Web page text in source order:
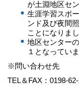
が土淵地区セ
生涯学習スポ
ンド及び夜間
ことになりまし
地区センター
１となってい
※問い合わせ先
TEL＆FAX：0198-